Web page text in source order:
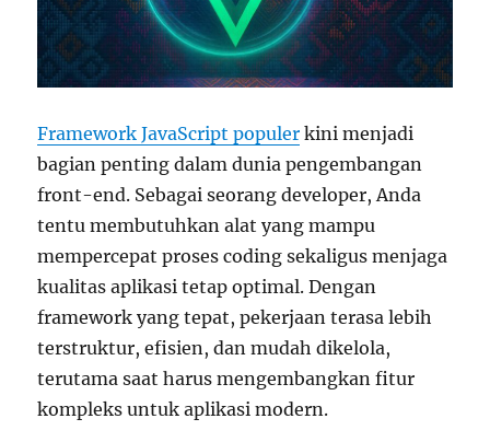
Framework JavaScript populer kini menjadi
bagian penting dalam dunia pengembangan
front-end. Sebagai seorang developer, Anda
tentu membutuhkan alat yang mampu
mempercepat proses coding sekaligus menjaga
kualitas aplikasi tetap optimal. Dengan
framework yang tepat, pekerjaan terasa lebih
terstruktur, efisien, dan mudah dikelola,
terutama saat harus mengembangkan fitur
kompleks untuk aplikasi modern.